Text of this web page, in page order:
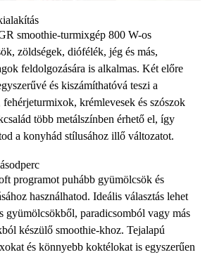
smoothie-turmixgép 800 W-os
zöldségek, diófélék, jég és más,
feldolgozására is alkalmas. Két előre
és kiszámíthatóvá teszi a
krémlevesek és szószok
több metálszínben érhető el, így
a konyhád stílusához illő változatot.
programot puhább gyümölcsök és
használhatod. Ideális választás lehet
gyümölcsökből, paradicsomból vagy más
készülő smoothie-khoz. Tejalapú
és könnyebb koktélokat is egyszerűen